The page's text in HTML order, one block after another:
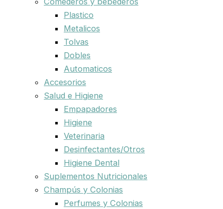
Plastico
Metalicos
Tolvas
Dobles
Automaticos
Accesorios
Salud e Higiene
Empapadores
Higiene
Veterinaria
Desinfectantes/Otros
Higiene Dental
Suplementos Nutricionales
Champús y Colonias
Perfumes y Colonias